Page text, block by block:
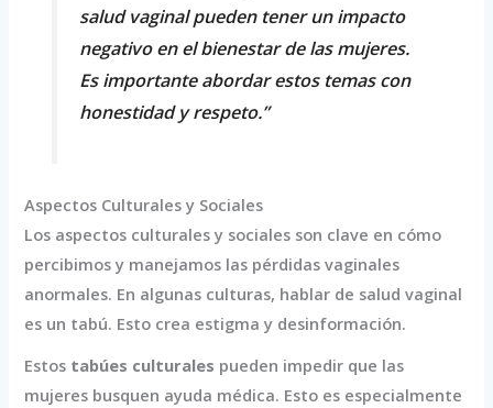
salud vaginal pueden tener un impacto
negativo en el bienestar de las mujeres.
Es importante abordar estos temas con
honestidad y respeto.”
Aspectos Culturales y Sociales
Los aspectos culturales y sociales son clave en cómo
percibimos y manejamos las pérdidas vaginales
anormales. En algunas culturas, hablar de salud vaginal
es un tabú. Esto crea estigma y desinformación.
Estos tabúes culturales pueden impedir que las
mujeres busquen ayuda médica. Esto es especialmente